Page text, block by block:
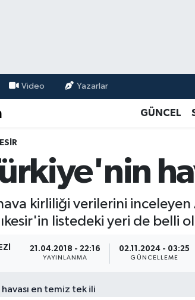
Video Yazarlar
GÜNCEL
kirliliği verilerini inceleyen
listedeki yeri de belli
21.04.2018 - 22:16
YAYINLANMA
02.11.2024 - 03:25
GÜNCELLEME